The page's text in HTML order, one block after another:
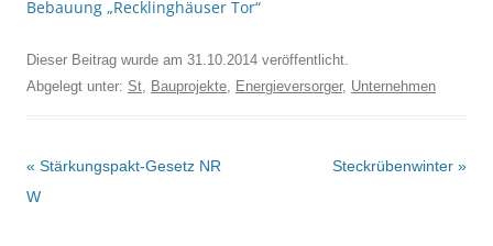
Bebauung „Recklinghäuser Tor“
Dieser Beitrag wurde am 31.10.2014 veröffentlicht.
Abgelegt unter: St Bauprojekte Energieversorger, Unternehmen
Beitrags-
Navigation
« Stärkungspakt-Gesetz NR
W
Steckrübenwinter »